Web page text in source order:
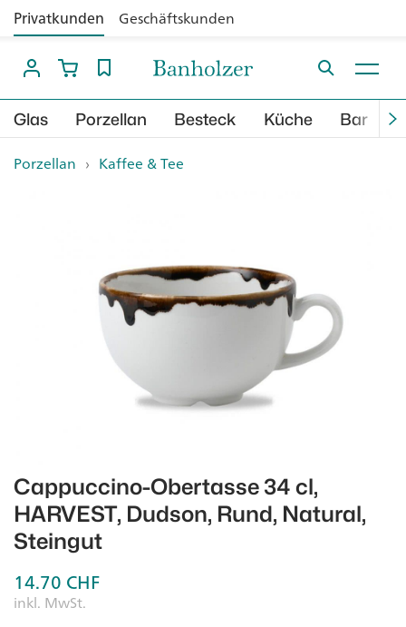
Privatkunden Geschäftskunden
Glas Porzellan Besteck Küche Bar
Porzellan › Kaffee & Tee
Cappuccino-Obertasse 34 cl,
HARVEST, Dudson, Rund, Natural,
Steingut
14.70 CHF
inkl. MwSt.